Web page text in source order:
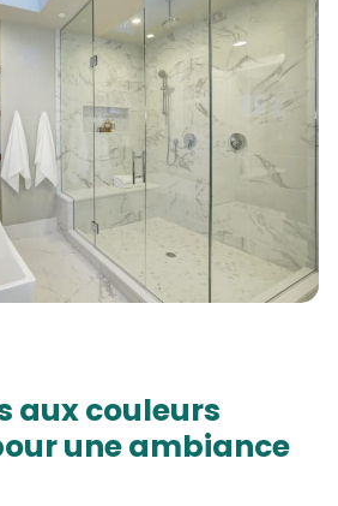
aux couleurs
une ambiance